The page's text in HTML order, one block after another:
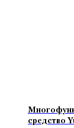
средство